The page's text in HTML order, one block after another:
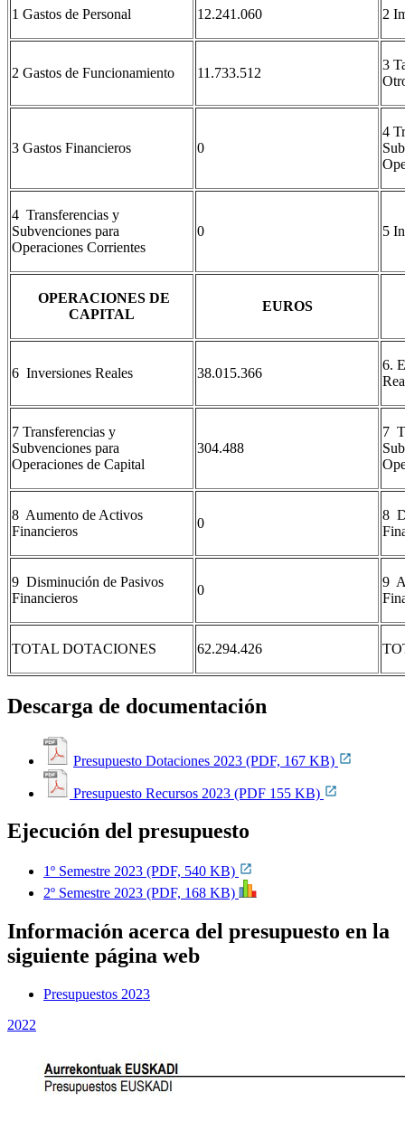
1 Gastos de Personal 12.241.060 2
2 Gastos de Funcionamiento 11.733.512
3
3 Gastos Financieros 0
4
4 Transferencias y
Subvenciones para
Operaciones Corrientes
0 5
OPERACIONES DE
CAPITAL
EUROS
6 Inversiones Reales 38.015.366
6.
7 Transferencias y
Subvenciones para
Operaciones de Capital
304.488
7
8 Aumento de Activos
Financieros
0
8
9 Disminución de Pasivos
Financieros
0
9
TOTAL DOTACIONES 62.294.426
Descarga de documentación
Presupuesto Dotaciones 2023 (PDF, 167 KB)
Presupuesto Recursos 2023 (PDF 155 KB)
Ejecución del presupuesto
1º Semestre 2023 (PDF, 540 KB)
2º Semestre 2023 (PDF, 168 KB)
Información acerca del presupuesto en la
siguiente página web
Presupuestos 2023
2022